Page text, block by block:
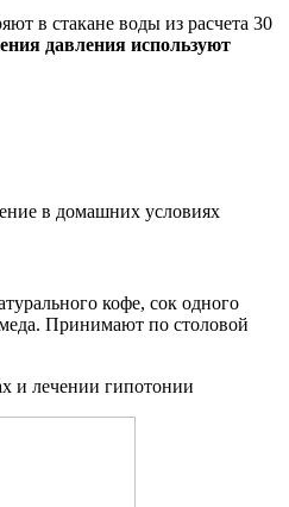
в стакане воды из расчета 30
давления используют
кофе, сок одного
Принимают по столовой